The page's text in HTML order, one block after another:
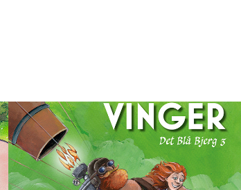
Valkyriens Vinger
Det Blå Bjerg 3 DKK
249,-